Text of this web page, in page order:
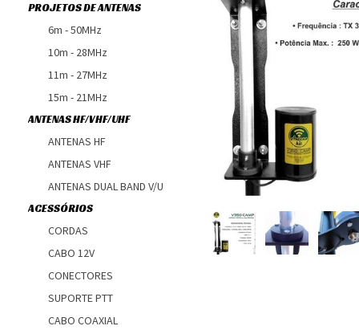
PROJETOS DE ANTENAS
6m - 50MHz
10m - 28MHz
11m - 27MHz
15m - 21MHz
ANTENAS HF/VHF/UHF
ANTENAS HF
ANTENAS VHF
ANTENAS DUAL BAND V/U
ACESSÓRIOS
CORDAS
CABO 12V
CONECTORES
SUPORTE PTT
CABO COAXIAL